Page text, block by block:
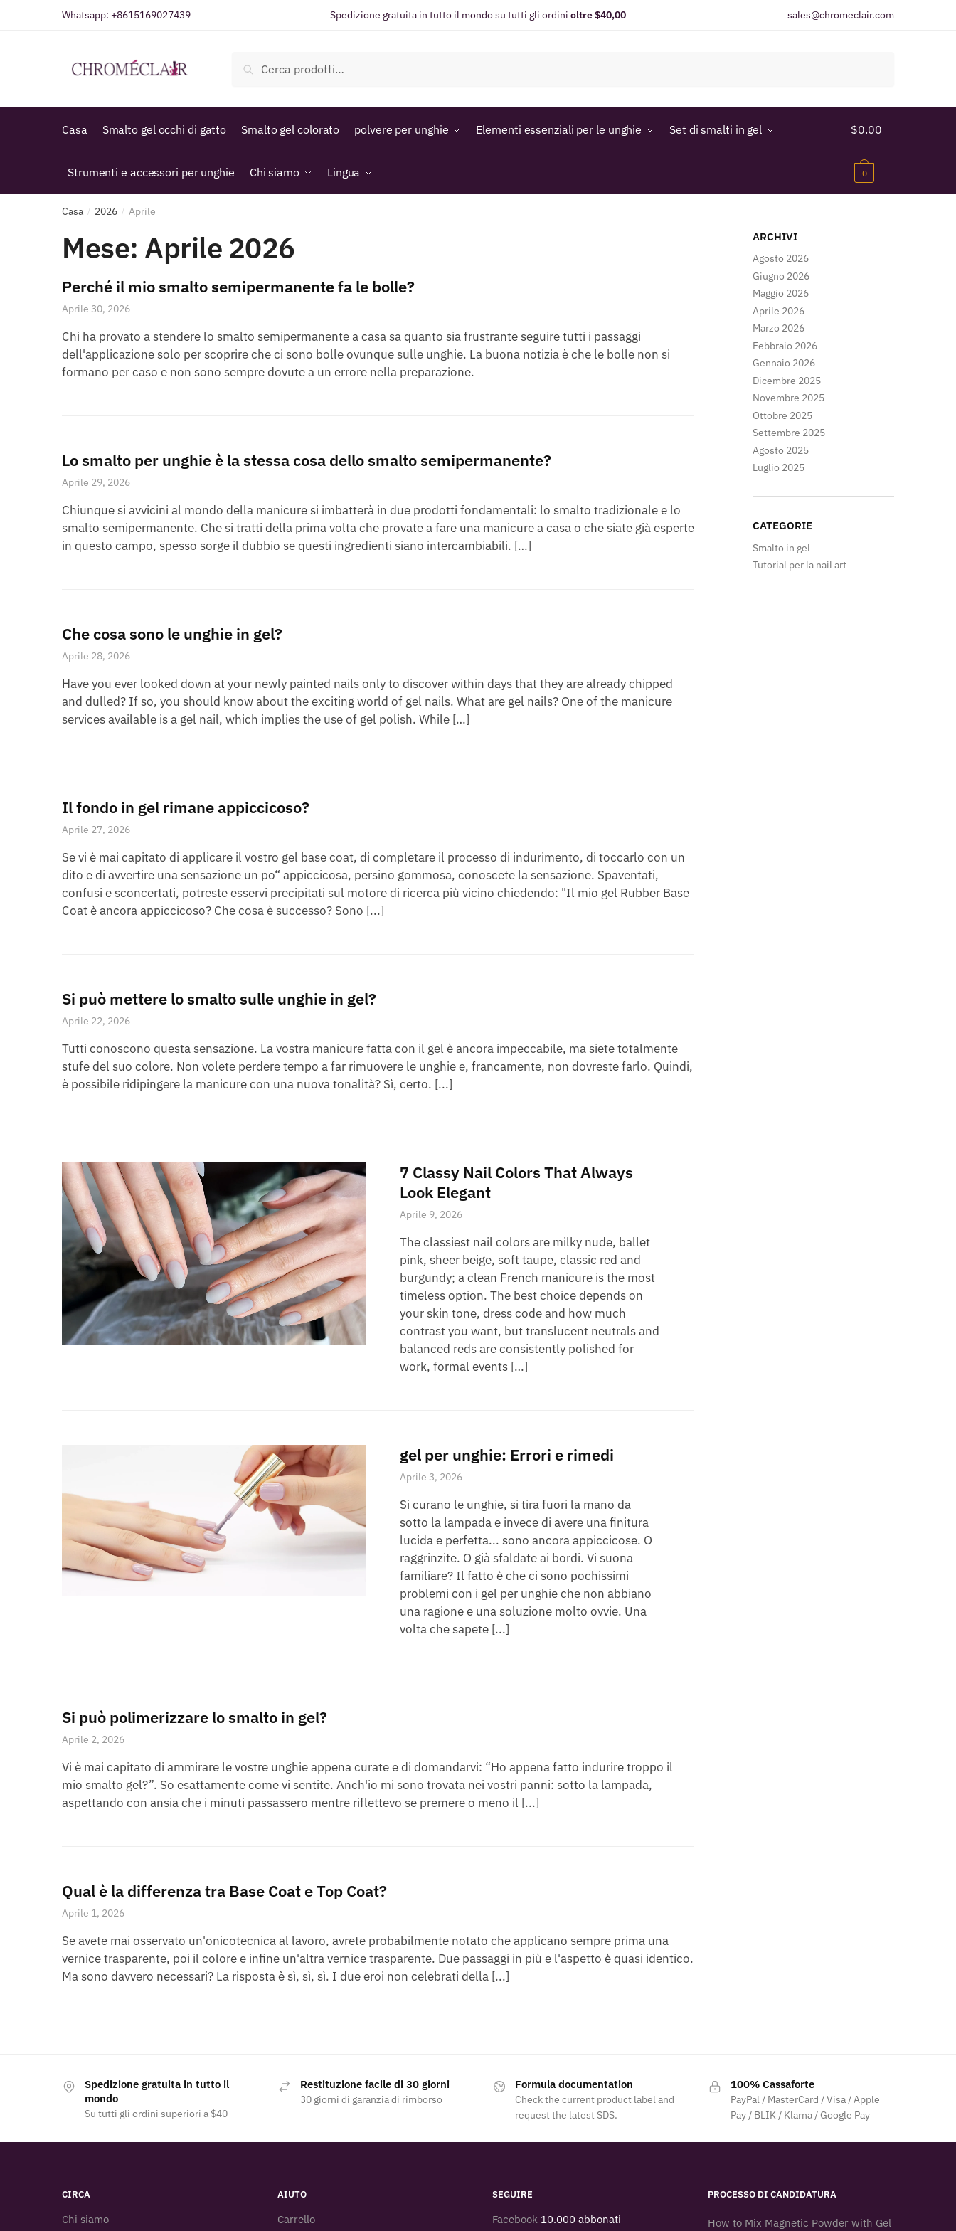
Whatsapp: +8615169027439 Spedizione gratuita in tutto il mondo su tutti gli ordini oltre $40,00 sales@chromeclair.com
Cerca
Casa Smalto gel occhi di gatto Smalto gel colorato polvere per unghie Elementi essenziali per le unghie Set di smalti in gel
Strumenti e accessori per unghie Chi siamo Lingua
$0.00
0
Casa / 2026 / Aprile
Mese: Aprile 2026
Perché il mio smalto semipermanente fa le bolle?
Aprile 30, 2026
Chi ha provato a stendere lo smalto semipermanente a casa sa quanto sia frustrante seguire tutti i passaggi
dell'applicazione solo per scoprire che ci sono bolle ovunque sulle unghie. La buona notizia è che le bolle non si
formano per caso e non sono sempre dovute a un errore nella preparazione.
Lo smalto per unghie è la stessa cosa dello smalto semipermanente?
Aprile 29, 2026
Chiunque si avvicini al mondo della manicure si imbatterà in due prodotti fondamentali: lo smalto tradizionale e lo
smalto semipermanente. Che si tratti della prima volta che provate a fare una manicure a casa o che siate già esperte
in questo campo, spesso sorge il dubbio se questi ingredienti siano intercambiabili. […]
Che cosa sono le unghie in gel?
Aprile 28, 2026
Have you ever looked down at your newly painted nails only to discover within days that they are already chipped
and dulled? If so, you should know about the exciting world of gel nails. What are gel nails? One of the manicure
services available is a gel nail, which implies the use of gel polish. While […]
Il fondo in gel rimane appiccicoso?
Aprile 27, 2026
Se vi è mai capitato di applicare il vostro gel base coat, di completare il processo di indurimento, di toccarlo con un
dito e di avvertire una sensazione un po“ appiccicosa, persino gommosa, conoscete la sensazione. Spaventati,
confusi e sconcertati, potreste esservi precipitati sul motore di ricerca più vicino chiedendo: "Il mio gel Rubber Base
Coat è ancora appiccicoso? Che cosa è successo? Sono [...]
Si può mettere lo smalto sulle unghie in gel?
Aprile 22, 2026
Tutti conoscono questa sensazione. La vostra manicure fatta con il gel è ancora impeccabile, ma siete totalmente
stufe del suo colore. Non volete perdere tempo a far rimuovere le unghie e, francamente, non dovreste farlo. Quindi,
è possibile ridipingere la manicure con una nuova tonalità? Sì, certo. [...]
7 Classy Nail Colors That Always
Look Elegant
Aprile 9, 2026
The classiest nail colors are milky nude, ballet
pink, sheer beige, soft taupe, classic red and
burgundy; a clean French manicure is the most
timeless option. The best choice depends on
your skin tone, dress code and how much
contrast you want, but translucent neutrals and
balanced reds are consistently polished for
work, formal events […]
gel per unghie: Errori e rimedi
Aprile 3, 2026
Si curano le unghie, si tira fuori la mano da
sotto la lampada e invece di avere una finitura
lucida e perfetta... sono ancora appiccicose. O
raggrinzite. O già sfaldate ai bordi. Vi suona
familiare? Il fatto è che ci sono pochissimi
problemi con i gel per unghie che non abbiano
una ragione e una soluzione molto ovvie. Una
volta che sapete [...]
Si può polimerizzare lo smalto in gel?
Aprile 2, 2026
Vi è mai capitato di ammirare le vostre unghie appena curate e di domandarvi: “Ho appena fatto indurire troppo il
mio smalto gel?”. So esattamente come vi sentite. Anch'io mi sono trovata nei vostri panni: sotto la lampada,
aspettando con ansia che i minuti passassero mentre riflettevo se premere o meno il [...]
Qual è la differenza tra Base Coat e Top Coat?
Aprile 1, 2026
Se avete mai osservato un'onicotecnica al lavoro, avrete probabilmente notato che applicano sempre prima una
vernice trasparente, poi il colore e infine un'altra vernice trasparente. Due passaggi in più e l'aspetto è quasi identico.
Ma sono davvero necessari? La risposta è sì, sì, sì. I due eroi non celebrati della [...]
ARCHIVI
Agosto 2026
Giugno 2026
Maggio 2026
Aprile 2026
Marzo 2026
Febbraio 2026
Gennaio 2026
Dicembre 2025
Novembre 2025
Ottobre 2025
Settembre 2025
Agosto 2025
Luglio 2025
CATEGORIE
Smalto in gel
Tutorial per la nail art
Spedizione gratuita in tutto il
mondo
Su tutti gli ordini superiori a $40
Restituzione facile di 30 giorni
30 giorni di garanzia di rimborso
Formula documentation
Check the current product label and
request the latest SDS.
100% Cassaforte
PayPal / MasterCard / Visa / Apple
Pay / BLIK / Klarna / Google Pay
CIRCA
Chi siamo
AIUTO
Carrello
SEGUIRE
Facebook 10.000 abbonati
PROCESSO DI CANDIDATURA
How to Mix Magnetic Powder with Gel